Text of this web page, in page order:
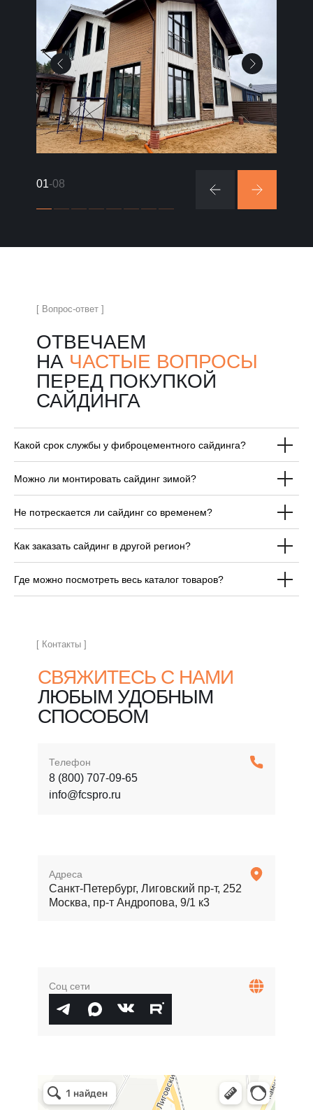
01-08
ОТВЕЧАЕМ НА
ЧАСТЫЕ ВОПРОСЫ
ПЕРЕД ПОКУПКОЙ
САЙДИНГА
ОТВЕЧАЕМ
НА ЧАСТЫЕ ВОПРОСЫ
ПЕРЕД ПОКУПКОЙ
САЙДИНГА
[ Вопрос-ответ ]
Какой срок службы у фиброцементного сайдинга?
Можно ли монтировать сайдинг зимой?
Не потрескается ли сайдинг со временем?
Как заказать сайдинг в другой регион?
Где можно посмотреть весь каталог товаров?
Соц сети
Адреса
Санкт-Петербург, Лиговский пр-т, 252
Москва, пр-т Андропова, 9/1 к3
Телефон
8 (800) 707-09-65
info@fcspro.ru
СВЯЖИТЕСЬ С НАМИ
ЛЮБЫМ УДОБНЫМ
СПОСОБОМ
[ Контакты ]